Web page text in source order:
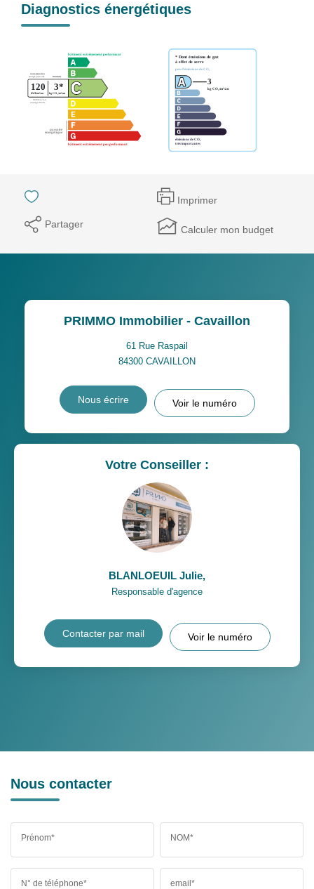
Diagnostics énergétiques
Imprimer
Partager Calculer mon budget
PRIMMO Immobilier - Cavaillon
61 Rue Raspail
84300 CAVAILLON
Nous écrire Voir le numéro
Votre Conseiller :
BLANLOEUIL Julie,
Responsable d'agence
Contacter par mail Voir le numéro
Nous contacter
Prénom* NOM*
N° de téléphone* email*